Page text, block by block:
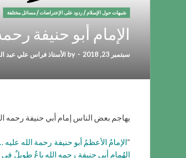
شبهات حول الإسلام/ردود على الإعتراضات/مسائل مختلفة
الإمام أبو حنيفة
سبتمبر 23, 2018 -
by الأستاذ فراس علي عبد
يهاجم بعض الناس إمام أبي حنيفة رحمه
“الإمامُ الأعظمُ أبو حنيفة رحمة الله